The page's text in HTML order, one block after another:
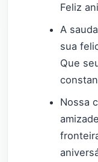
Feliz
A
sua
Que
Nossa